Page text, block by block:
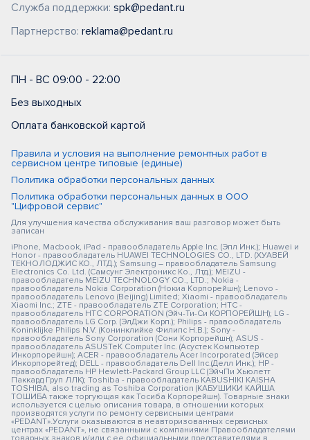
Служба поддержки: spk@pedant.ru
Партнерство: reklama@pedant.ru
ПН - ВС 09:00 - 22:00
Без выходных
Оплата банковской картой
Правила и условия на выполнение ремонтных работ в
сервисном центре типовые (единые)
Политика обработки персональных данных
Политика обработки персональных данных в ООО
"Цифровой сервис"
Для улучшения качества обслуживания ваш разговор может быть
записан
iPhone, Macbook, iPad - правообладатель Apple Inc. (Эпл Инк.); Huawei и
Honor - правообладатель HUAWEI TECHNOLOGIES CO., LTD. (ХУАВЕЙ
ТЕКНОЛОДЖИС КО., ЛТД.); Samsung – правообладатель Samsung
Electronics Co. Ltd. (Самсунг Электроникс Ко., Лтд.); MEIZU -
правообладатель MEIZU TECHNOLOGY CO., LTD.; Nokia -
правообладатель Nokia Corporation (Нокиа Корпорейшн); Lenovo -
правообладатель Lenovo (Beijing) Limited; Xiaomi - правообладатель
Xiaomi Inc.; ZTE - правообладатель ZTE Corporation; HTC -
правообладатель HTC CORPORATION (Эйч-Ти-Си КОРПОРЕЙШН); LG -
правообладатель LG Corp. (ЭлДжи Корп.); Philips - правообладатель
Koninklijke Philips N.V. (Конинклийке Филипс Н.В.); Sony -
правообладатель Sony Corporation (Сони Корпорейшн); ASUS -
правообладатель ASUSTeK Computer Inc. (Асустек Компьютер
Инкорпорейшн); ACER - правообладатель Acer Incorporated (Эйсер
Инкорпорейтед); DELL - правообладатель Dell Inc.(Делл Инк.); HP -
правообладатель HP Hewlett-Packard Group LLC (ЭйчПи Хьюлетт
Паккард Груп ЛЛК); Toshiba - правообладатель KABUSHIKI KAISHA
TOSHIBA, also trading as Toshiba Corporation (КАБУШИКИ КАЙША
ТОШИБА также торгующая как Тосиба Корпорейшн). Товарные знаки
используется с целью описания товара, в отношении которых
производятся услуги по ремонту сервисными центрами
«PEDANT».Услуги оказываются в неавторизованных сервисных
центрах «PEDANT», не связанными с компаниями Правообладателями